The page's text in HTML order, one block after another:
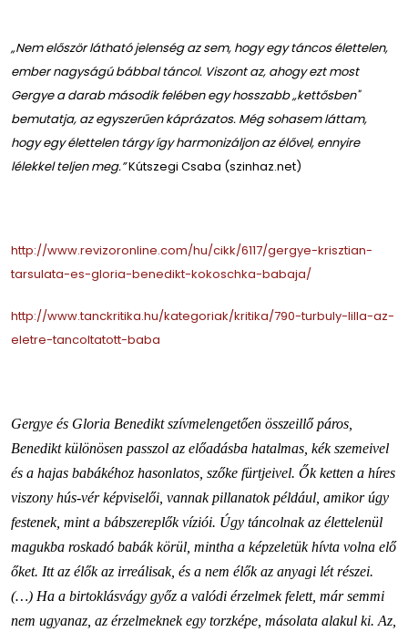
„Nem először látható jelenség az sem, hogy egy táncos élettelen,
ember nagyságú bábbal táncol. Viszont az, ahogy ezt most
Gergye a darab második felében egy hosszabb „kettősben"
bemutatja, az egyszerűen káprázatos. Még sohasem láttam,
hogy egy élettelen tárgy így harmonizáljon az élővel, ennyire
lélekkel teljen meg.”Kútszegi Csaba (szinhaz.net)
http://www.revizoronline.com/hu/cikk/6117/gergye-krisztian-
tarsulata-es-gloria-benedikt-kokoschka-babaja/
http://www.tanckritika.hu/kategoriak/kritika/790-turbuly-lilla-az-
eletre-tancoltatott-baba
Gergye és Gloria Benedikt szívmelengetően összeillő páros,
Benedikt különösen passzol az előadásba hatalmas, kék szemeivel
és a hajas babákéhoz hasonlatos, szőke fürtjeivel. Ők ketten a híres
viszony hús-vér képviselői, vannak pillanatok például, amikor úgy
festenek, mint a bábszereplők víziói. Úgy táncolnak az élettelenül
magukba roskadó babák körül, mintha a képzeletük hívta volna elő
őket. Itt az élők az irreálisak, és a nem élők az anyagi lét részei.
(…) Ha a birtoklásvágy győz a valódi érzelmek felett, már semmi
nem ugyanaz, az érzelmeknek egy torzképe, másolata alakul ki. Az,